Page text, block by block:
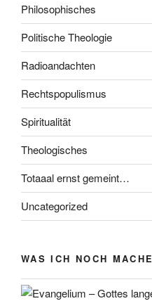
Philosophisches
Politische Theologie
Radioandachten
Rechtspopulismus
Spiritualität
Theologisches
Totaaal ernst gemeint…
Uncategorized
WAS ICH NOCH MACHE